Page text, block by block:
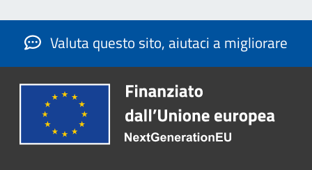
Valuta questo sito, aiutaci a migliorare